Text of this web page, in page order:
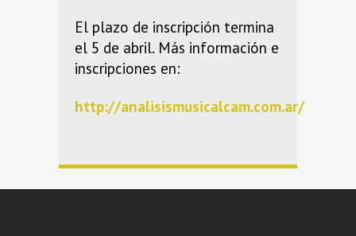
El plazo de inscripción termina
el 5 de abril. Más información e
inscripciones en:
http://analisismusicalcam.com.ar/